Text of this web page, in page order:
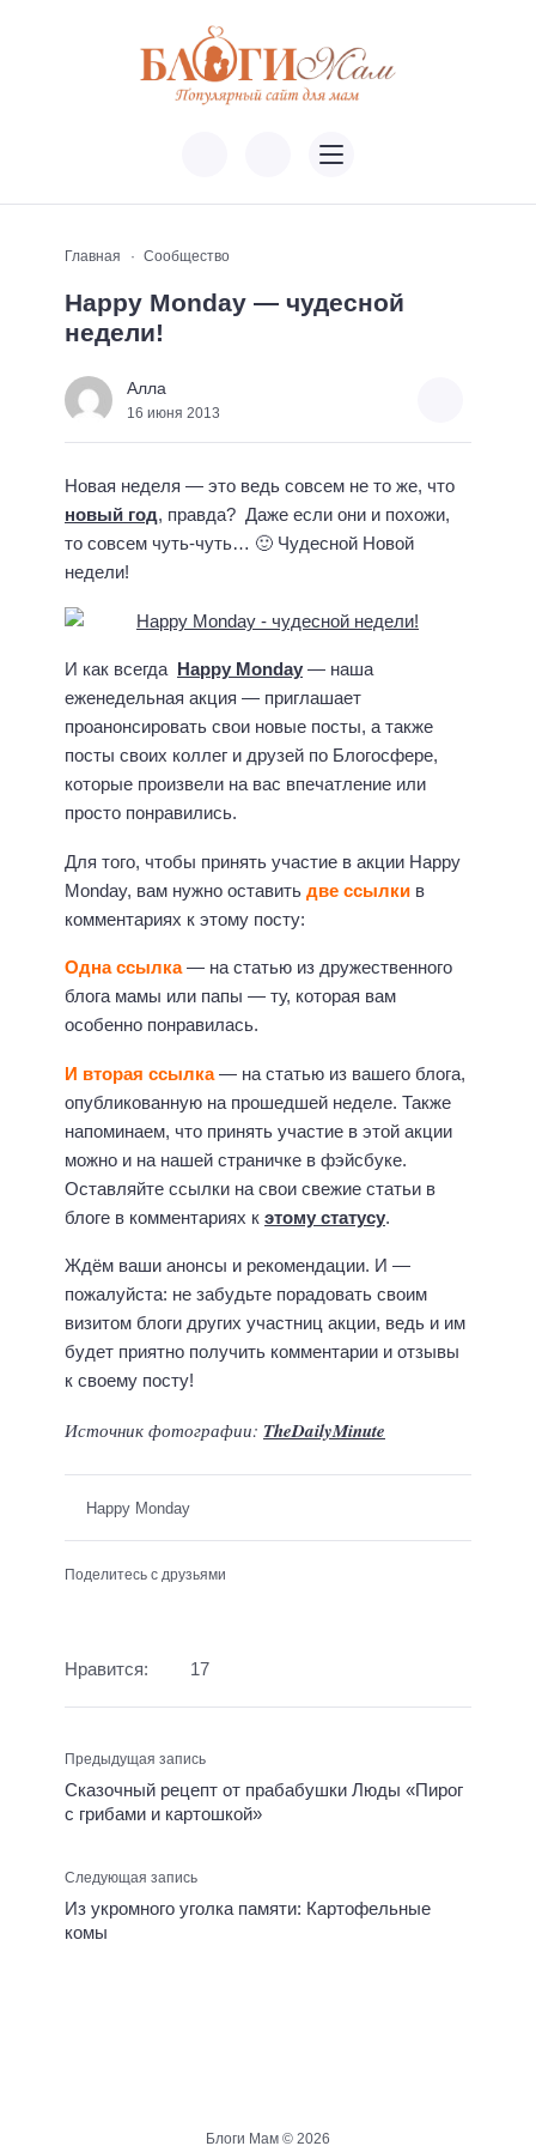
Главная Сообщество
Happy Monday — чудесной
недели!
Алла
16 июня 2013
Новая неделя — это ведь совсем не то же, что
новый год, правда? Даже если они и похожи,
то совсем чуть-чуть… 🙂 Чудесной Новой
недели!
И как всегда Happy Monday — наша
еженедельная акция — приглашает
проанонсировать свои новые посты, а также
посты своих коллег и друзей по Блогосфере,
которые произвели на вас впечатление или
просто понравились.
Для того, чтобы принять участие в акции Happy
Monday, вам нужно оставить две ссылки в
комментариях к этому посту:
Одна ссылка— на статью из дружественного
блога мамы или папы — ту, которая вам
особенно понравилась.
И вторая ссылка— на статью из вашего блога,
опубликованную на прошедшей неделе. Также
напоминаем, что принять участие в этой акции
можно и на нашей страничке в фэйсбуке.
Оставляйте ссылки на свои свежие статьи в
блоге в комментариях к этому статусу.
Ждём ваши анонсы и рекомендации. И —
пожалуйста: не забудьте порадовать своим
визитом блоги других участниц акции, ведь и им
будет приятно получить комментарии и отзывы
к своему посту!
Источник фотографии: TheDailyMinute
Happy Monday
Поделитесь с друзьями
Нравится: 17
Предыдущая запись
Сказочный рецепт от прабабушки Люды «Пирог
с грибами и картошкой»
Следующая запись
Из укромного уголка памяти: Картофельные
комы
Блоги Мам © 2026